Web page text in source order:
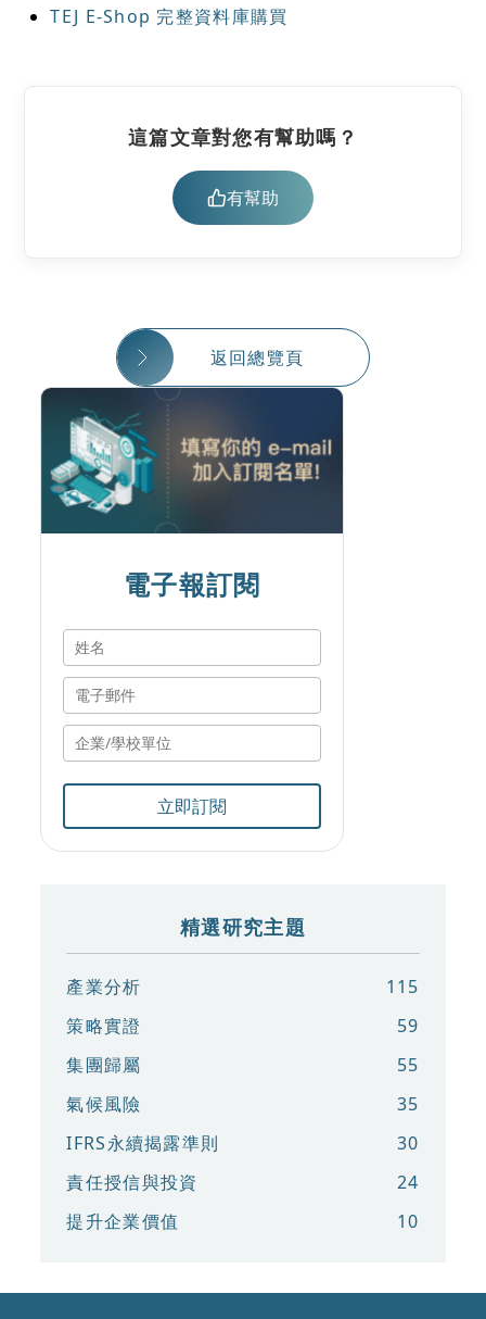
TEJ E-Shop 完整資料庫購買
這篇文章對您有幫助嗎？
有幫助
返回總覽頁
電子報訂閱
立即訂閱
精選研究主題
產業分析
115
策略實證
59
集團歸屬
55
氣候風險
35
IFRS永續揭露準則
30
責任授信與投資
24
提升企業價值
10